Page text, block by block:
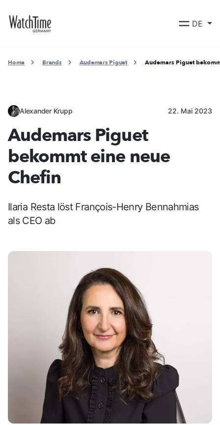
DE
Home Brands Audemars Piguet Audemars Piguet
Alexander Krupp 22. Mai 2023
Audemars Piguet
bekommt eine neue
Chefin
Ilaria Resta löst François-Henry Bennahmias
als CEO ab